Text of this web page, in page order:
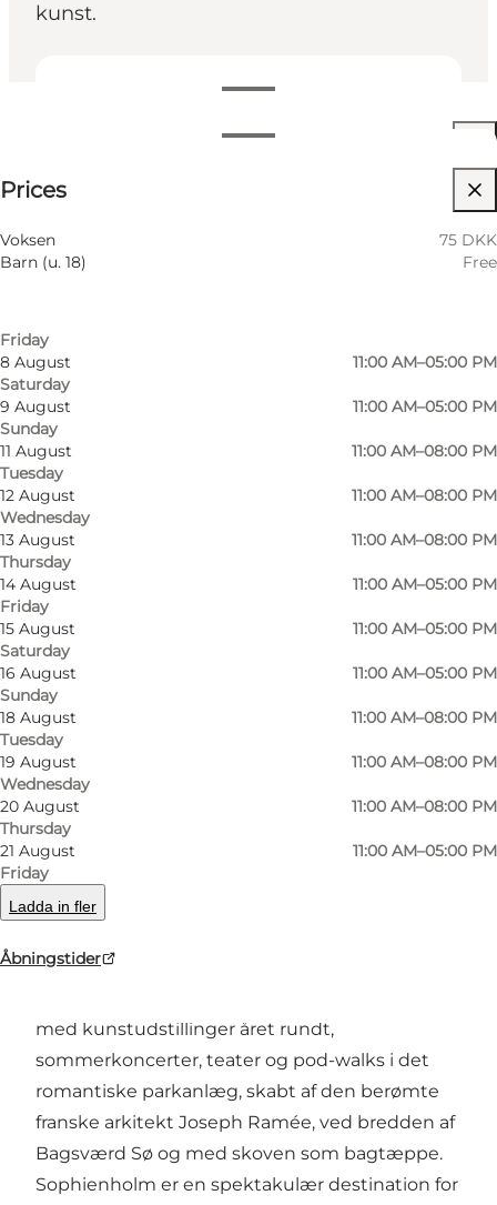
kunst.
View opening hours
Filtrera efter månad
5 August
Wednesday
6 August
11:00 AM–08:00 PM
Friday
8 August
Saturday
11:00 AM–05:00 PM
9 August
Sunday
11:00 AM–05:00 PM
11 August
Tuesday
11:00 AM–08:00 PM
12 August
Wednesday
11:00 AM–08:00 PM
13 August
Thursday
11:00 AM–08:00 PM
14 August
Friday
11:00 AM–05:00 PM
15 August
Saturday
11:00 AM–05:00 PM
16 August
Sunday
11:00 AM–05:00 PM
18 August
Tuesday
11:00 AM–08:00 PM
19 August
Wednesday
11:00 AM–08:00 PM
20 August
Thursday
11:00 AM–08:00 PM
21 August
Friday
11:00 AM–05:00 PM
Ladda in fler
Åbningstider
Prices
Voksen
75 DKK
Barn (u. 18)
Free
Photo
©
Photo
Sophienholms historie går tilbage til
guldalderen, hvor kunstnere, forfattere,
samledes til de berømte Sophienholm Saloner.
med kunstudstillinger året rundt,
sommerkoncerter, teater og pod-walks i det
romantiske parkanlæg, skabt af den berømte
franske arkitekt Joseph Ramée, ved bredden af
Bagsværd Sø og med skoven som bagtæppe.
Sophienholm er en spektakulær destination for